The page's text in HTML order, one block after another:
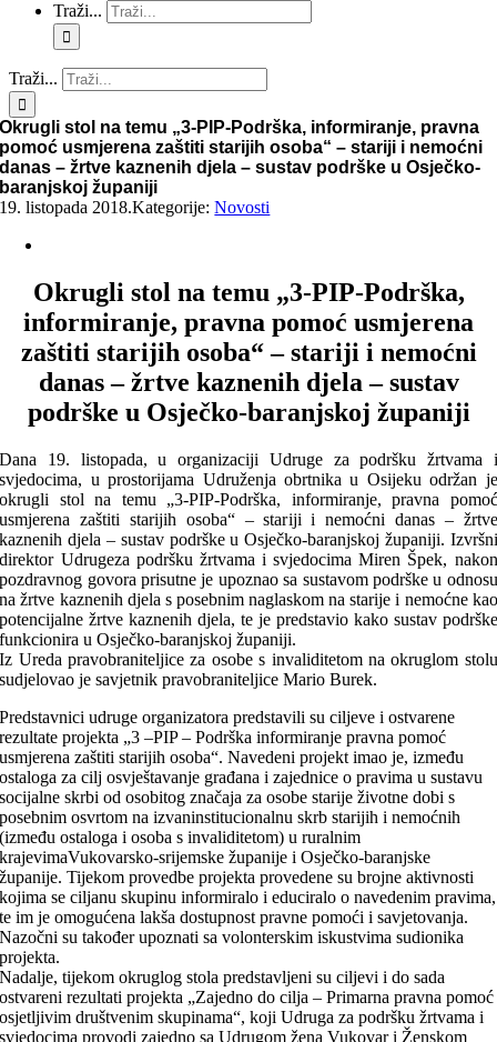
Traži...
Traži...
Okrugli stol na temu „3-PIP-Podrška, informiranje, pravna
pomoć usmjerena zaštiti starijih osoba“ – stariji i nemoćni
danas – žrtve kaznenih djela – sustav podrške u Osječko-
baranjskoj županiji
19. listopada 2018.Kategorije:Novosti
Okrugli stol na temu „3-PIP-Podrška,
informiranje, pravna pomoć usmjerena
zaštiti starijih osoba“ – stariji i nemoćni
danas – žrtve kaznenih djela – sustav
podrške u Osječko-baranjskoj županiji
Dana 19. listopada, u organizaciji Udruge za podršku žrtvama i
svjedocima, u prostorijama Udruženja obrtnika u Osijeku održan je
okrugli stol na temu „3-PIP-Podrška, informiranje, pravna pomoć
usmjerena zaštiti starijih osoba“ – stariji i nemoćni danas – žrtve
kaznenih djela – sustav podrške u Osječko-baranjskoj županiji. Izvršni
direktor Udrugeza podršku žrtvama i svjedocima Miren Špek, nakon
pozdravnog govora prisutne je upoznao sa sustavom podrške u odnosu
na žrtve kaznenih djela s posebnim naglaskom na starije i nemoćne kao
potencijalne žrtve kaznenih djela, te je predstavio kako sustav podrške
funkcionira u Osječko-baranjskoj županiji.
Iz Ureda pravobraniteljice za osobe s invaliditetom na okruglom stolu
sudjelovao je savjetnik pravobraniteljice Mario Burek.
Predstavnici udruge organizatora predstavili su ciljeve i ostvarene
rezultate projekta „3 –PIP – Podrška informiranje pravna pomoć
usmjerena zaštiti starijih osoba“. Navedeni projekt imao je, između
ostaloga za cilj osvještavanje građana i zajednice o pravima u sustavu
socijalne skrbi od osobitog značaja za osobe starije životne dobi s
posebnim osvrtom na izvaninstitucionalnu skrb starijih i nemoćnih
(između ostaloga i osoba s invaliditetom) u ruralnim
krajevimaVukovarsko-srijemske županije i Osječko-baranjske
županije. Tijekom provedbe projekta provedene su brojne aktivnosti
kojima se ciljanu skupinu informiralo i educiralo o navedenim pravima,
te im je omogućena lakša dostupnost pravne pomoći i savjetovanja.
Nazočni su također upoznati sa volonterskim iskustvima sudionika
projekta.
Nadalje, tijekom okruglog stola predstavljeni su ciljevi i do sada
ostvareni rezultati projekta „Zajedno do cilja – Primarna pravna pomoć
osjetljivim društvenim skupinama“, koji Udruga za podršku žrtvama i
svjedocima provodi zajedno sa Udrugom žena Vukovar i Ženskom